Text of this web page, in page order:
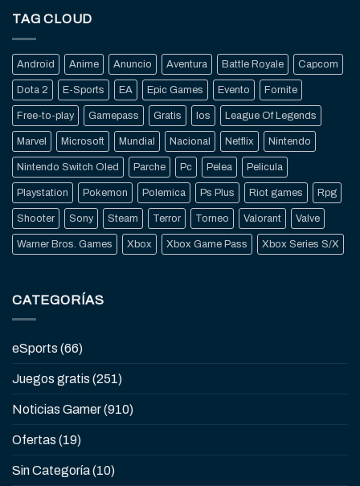
TAG CLOUD
Android Anime Anuncio Aventura Battle Royale Capcom
Dota 2 E-Sports EA Epic Games Evento Fornite
Free-to-play Gamepass Gratis Ios League Of Legends
Marvel Microsoft Mundial Nacional Netflix Nintendo
Nintendo Switch Oled Parche Pc Pelea Pelicula
Playstation Pokemon Polemica Ps Plus Riot games Rpg
Shooter Sony Steam Terror Torneo Valorant Valve
Warner Bros. Games Xbox Xbox Game Pass Xbox Series S/X
CATEGORÍAS
eSports (66)
Juegos gratis (251)
Noticias Gamer(910)
Ofertas (19)
Sin Categoría(10)